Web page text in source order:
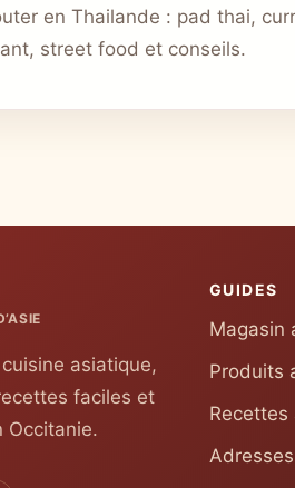
en Thailande : pad thai,
street food et conseils.
asiatique,
faciles et
Occitanie.
GUIDES
Magasin
Produits
Recettes